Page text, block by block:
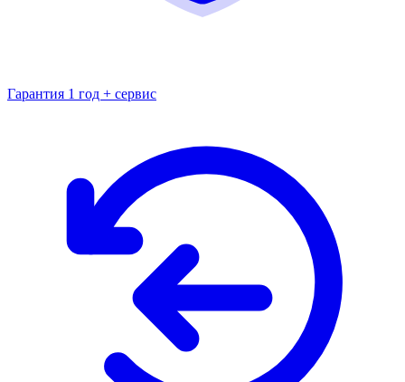
Гарантия 1 год + сервис